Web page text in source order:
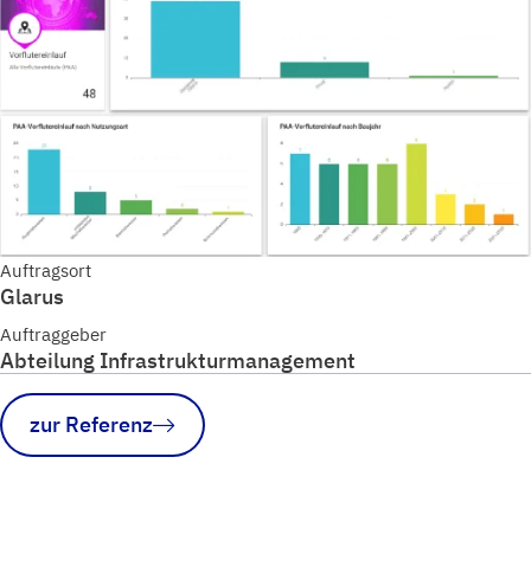
Auftragsort
Glarus
Auftraggeber
Abteilung Infrastrukturmanagement
zur Referenz